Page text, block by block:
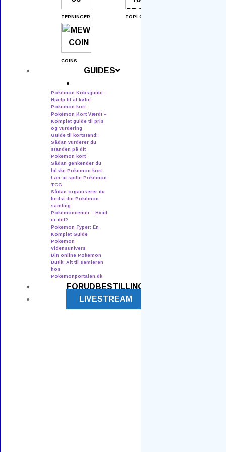
TERNINGER TOPLOADERS
COINS
GUIDES
Pokémon Købsguide –
Hjælp til at købe
Pokemon kort
Pokémon Kort Værdi –
Komplet guide til pris
og vurdering
Guide til kortstand:
Sådan vurderer du
standen på dit
Pokemon kort
Sådan genkender du
falske Pokemon kort
Lær at spille Pokémon
TCG
Sådan organiserer du
bedst din Pokémon
samling
Pokemoncenter – Hvad
er det?
Pokemon Typer: En
Komplet Guide
Pokemon
Vidensunivers
Din online Pokemon
Butik: Alt til samleren
hos
Pokemonportalen.dk
FORUDBESTILLING
LIVESTREAM
Ofte stillede spørgsmål
Sælg din samling
Produktkategorier
Blisterpakker
Booster Boxes
Booster Bundles
Collection Boxe
Elite Trainer Boxes
Enkeltkort
Forudbestil
Tins & Mini Tins